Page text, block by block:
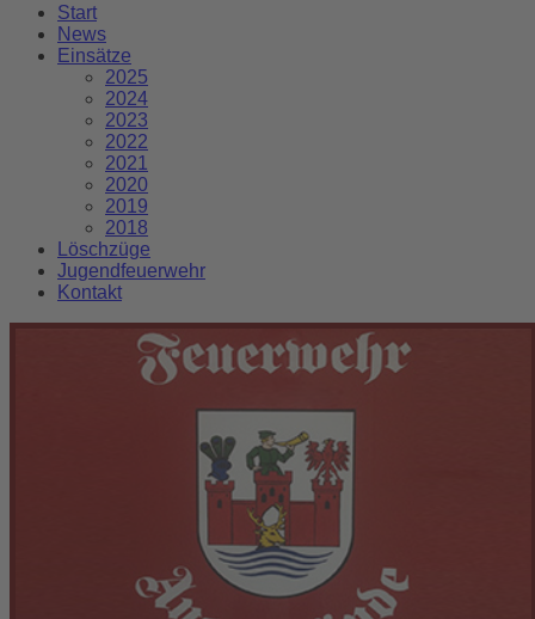
Start
News
Einsätze
2025
2024
2023
2022
2021
2020
2019
2018
Löschzüge
Jugendfeuerwehr
Kontakt